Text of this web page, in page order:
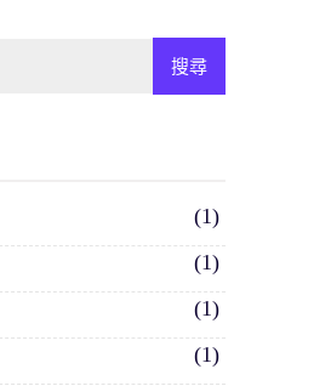
(1)
(1)
(1)
(1)